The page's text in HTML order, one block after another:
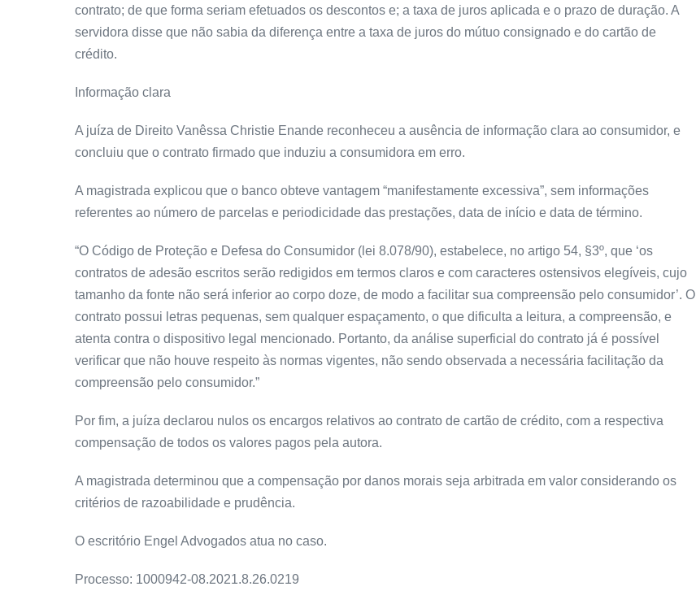
contrato; de que forma seriam efetuados os descontos e; a taxa de juros aplicada e o prazo de duração. A
servidora disse que não sabia da diferença entre a taxa de juros do mútuo consignado e do cartão de
crédito.
Informação clara
A juíza de Direito Vanêssa Christie Enande reconheceu a ausência de informação clara ao consumidor, e
concluiu que o contrato firmado que induziu a consumidora em erro.
A magistrada explicou que o banco obteve vantagem “manifestamente excessiva”, sem informações
referentes ao número de parcelas e periodicidade das prestações, data de início e data de término.
“O Código de Proteção e Defesa do Consumidor (lei 8.078/90), estabelece, no artigo 54, §3º, que ‘os
contratos de adesão escritos serão redigidos em termos claros e com caracteres ostensivos elegíveis, cujo
tamanho da fonte não será inferior ao corpo doze, de modo a facilitar sua compreensão pelo consumidor’. O
contrato possui letras pequenas, sem qualquer espaçamento, o que dificulta a leitura, a compreensão, e
atenta contra o dispositivo legal mencionado. Portanto, da análise superficial do contrato já é possível
verificar que não houve respeito às normas vigentes, não sendo observada a necessária facilitação da
compreensão pelo consumidor.”
Por fim, a juíza declarou nulos os encargos relativos ao contrato de cartão de crédito, com a respectiva
compensação de todos os valores pagos pela autora.
A magistrada determinou que a compensação por danos morais seja arbitrada em valor considerando os
critérios de razoabilidade e prudência.
O escritório Engel Advogados atua no caso.
Processo: 1000942-08.2021.8.26.0219